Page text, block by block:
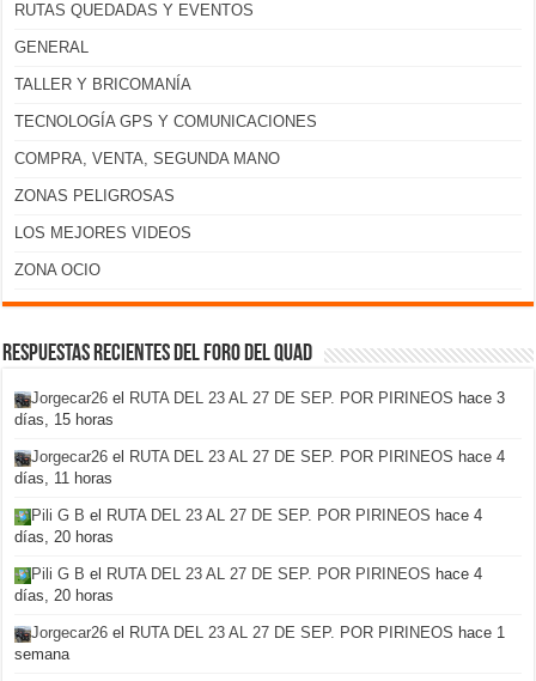
RUTAS QUEDADAS Y EVENTOS
GENERAL
TALLER Y BRICOMANÍA
TECNOLOGÍA GPS Y COMUNICACIONES
COMPRA, VENTA, SEGUNDA MANO
ZONAS PELIGROSAS
LOS MEJORES VIDEOS
ZONA OCIO
Respuestas recientes del foro del Quad
Jorgecar26 el RUTA DEL 23 AL 27 DE SEP. POR PIRINEOS hace 3
días, 15 horas
Jorgecar26 el RUTA DEL 23 AL 27 DE SEP. POR PIRINEOS hace 4
días, 11 horas
Pili G B el RUTA DEL 23 AL 27 DE SEP. POR PIRINEOS hace 4
días, 20 horas
Pili G B el RUTA DEL 23 AL 27 DE SEP. POR PIRINEOS hace 4
días, 20 horas
Jorgecar26 el RUTA DEL 23 AL 27 DE SEP. POR PIRINEOS hace 1
semana